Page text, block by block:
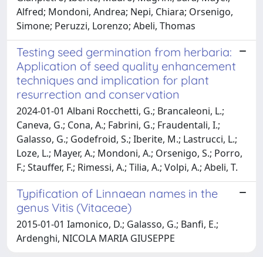
Alfred; Mondoni, Andrea; Nepi, Chiara; Orsenigo,
Simone; Peruzzi, Lorenzo; Abeli, Thomas
Testing seed germination from herbaria:
Application of seed quality enhancement
techniques and implication for plant
resurrection and conservation
2024-01-01 Albani Rocchetti, G.; Brancaleoni, L.;
Caneva, G.; Cona, A.; Fabrini, G.; Fraudentali, I.;
Galasso, G.; Godefroid, S.; Iberite, M.; Lastrucci, L.;
Loze, L.; Mayer, A.; Mondoni, A.; Orsenigo, S.; Porro,
F.; Stauffer, F.; Rimessi, A.; Tilia, A.; Volpi, A.; Abeli, T.
Typification of Linnaean names in the
genus Vitis (Vitaceae)
2015-01-01 Iamonico, D.; Galasso, G.; Banfi, E.;
Ardenghi, NICOLA MARIA GIUSEPPE